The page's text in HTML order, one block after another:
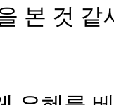
본 것